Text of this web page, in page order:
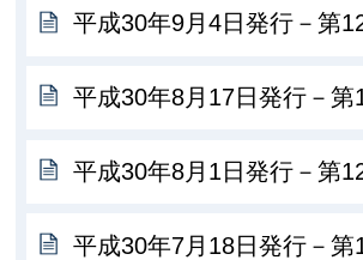
平成30年9月4日発行－第
平成30年8月17日発行－第
平成30年8月1日発行－第
平成30年7月18日発行－第